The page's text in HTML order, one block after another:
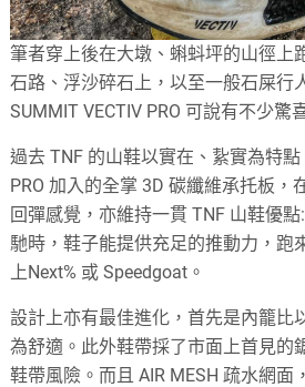
筆者穿上後在大墩、蝌蚪坪的山徑上
石路、浮沙碎石上，以至一般石屎行
SUMMIT VECTIV PRO 可說有不少驚
過去 TNF 的山鞋以實在、紥實為特點
PRO 加入的全掌 3D 碳纖維承托板，
回彈感覺，亦維持一貫 TNF 山鞋優
馳時，鞋子能提供充足的推動力，跑
上Next% 或 Speedgoat。
設計上亦有最佳進化，首先是內籠比
為舒適。此外鞋帶採了市面上首見的
鞋帶風險。而且 AIR MESH 疏水網面